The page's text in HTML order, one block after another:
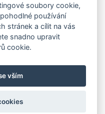
zboží
soubory cookie,
používání
stránek a cílit na vás
snadno upravit
cookie.
vším